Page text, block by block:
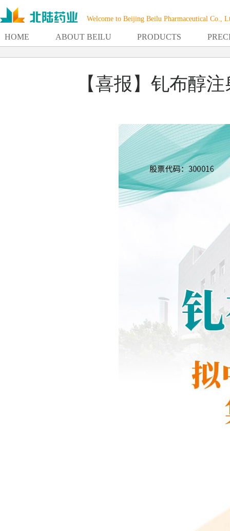
Welcome to Beijing Beilu Pharmaceutical Co.,
HOME ABOUT BEILU PRODUCTS
【喜报】钆布醇